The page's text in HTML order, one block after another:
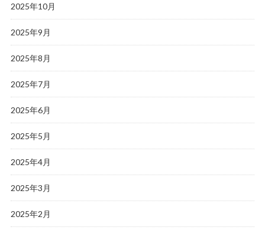
2025年10月
2025年9月
2025年8月
2025年7月
2025年6月
2025年5月
2025年4月
2025年3月
2025年2月